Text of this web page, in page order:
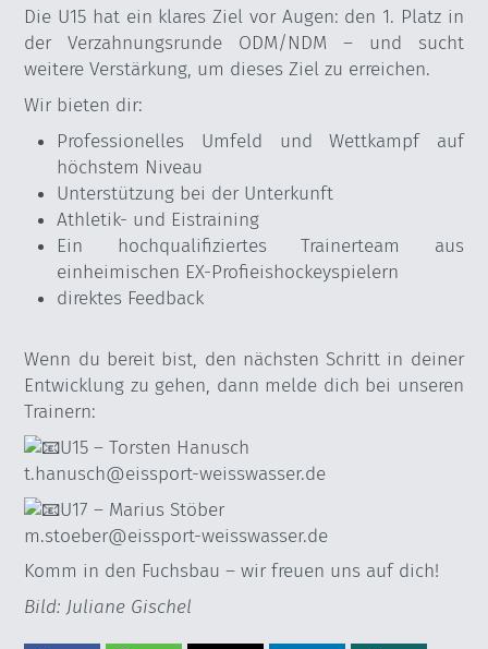
Die U15 hat ein klares Ziel vor Augen: den 1. Platz in
der Verzahnungsrunde ODM/NDM – und sucht
weitere Verstärkung, um dieses Ziel zu erreichen.
Wir bieten dir:
Professionelles Umfeld und Wettkampf auf
höchstem Niveau
Unterstützung bei der Unterkunft
Athletik- und Eistraining
Ein hochqualifiziertes Trainerteam aus
einheimischen EX-Profieishockeyspielern
direktes Feedback
Wenn du bereit bist, den nächsten Schritt in deiner
Entwicklung zu gehen, dann melde dich bei unseren
Trainern:
U15 – Torsten Hanusch
t.hanusch@eissport-weisswasser.de
U17 – Marius Stöber
m.stoeber@eissport-weisswasser.de
Komm in den Fuchsbau – wir freuen uns auf dich!
Bild: Juliane Gischel